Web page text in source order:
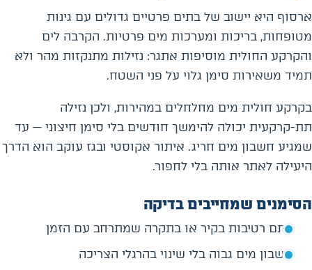
ארסוף היא יישוב של בתים פרטיים גדולים עם גינות
מטופחות, בריכות ומערכות מים פרטיות. הקרבה לים
והקרקע החולית מוסיפות אתגר: נזילות מתנקזות מהר ולא
תמיד משאירות סימן גלוי על פני השטח.
בקרקע חולית מים מחלחלים במהירות, ולכן נזילה
תת-קרקעית יכולה להימשך חודשים בלי סימן חיצוני — עד
שמגיע חשבון מים חריג. איתור אקוסטי ובגז עוקב הוא הדרך
היעילה לאתר אותה בלי לחפור.
הסימנים שמחייבים בדיקה
כתם רטיבות בקיר או בתקרה שמתרחב עם הזמן
חשבון מים גבוה בלי שינוי בהרגלי הצריכה